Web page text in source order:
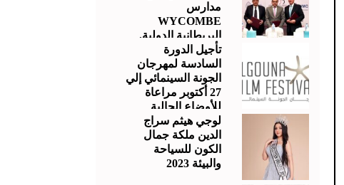
مدارس
WYCOMBE
البريطانية الدولية.
تأجيل الدورة
السادسة لمهرجان
الجونة السينمائي إلي
27 أكتوبر مراعاة
للأوضاع الحالية
لوجي هيثم سراج
الدين ملكة جمال
الكون للسياحة
والبيئة 2023